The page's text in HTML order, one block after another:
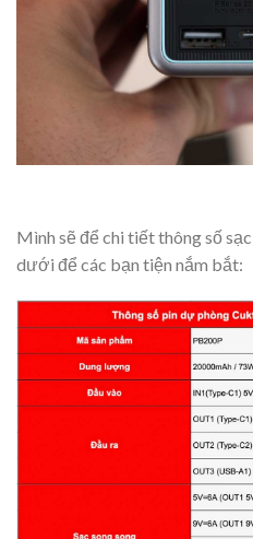
Mình sẽ để chi tiết thông số
dưới để các bạn tiện nắm bắt: